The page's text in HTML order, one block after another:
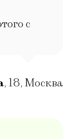
с
, 18, Москва